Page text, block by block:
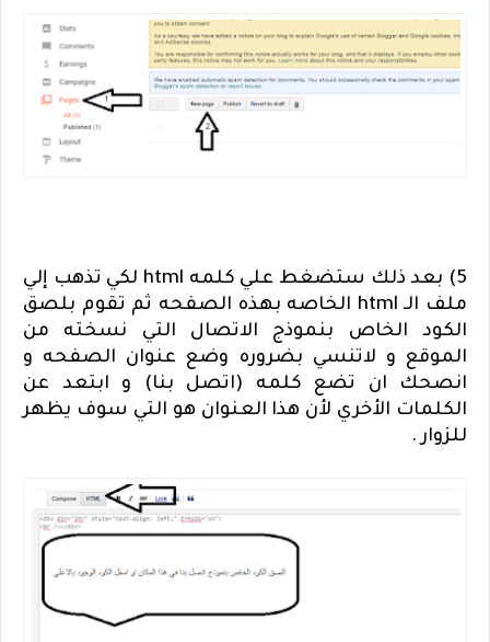
5) بعد ذلك ستضغط علي كلمه html لكي تذهب إلي
ملف الـ html الخاصه بهذه الصفحه ثم تقوم بلصق
الكود الخاص بنموذج الاتصال التي نسخته من
الموقع و لاتنسي بضروره وضع عنوان الصفحه و
انصحك ان تضع كلمه (اتصل بنا) و ابتعد عن
الكلمات الأخري لأن هذا العنوان هو التي سوف يظهر
للزوار .